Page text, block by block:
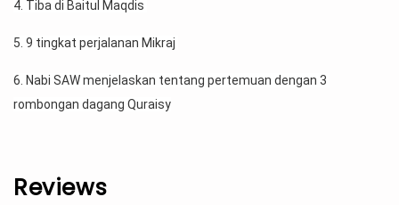
4. Tiba di Baitul Maqdis
5. 9 tingkat perjalanan Mikraj
6. Nabi SAW menjelaskan tentang pertemuan dengan 3
rombongan dagang Quraisy
Reviews